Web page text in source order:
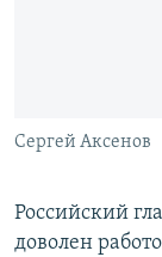
УКРАИНСКАЯ
Сергей Аксенов
Российский
доволен